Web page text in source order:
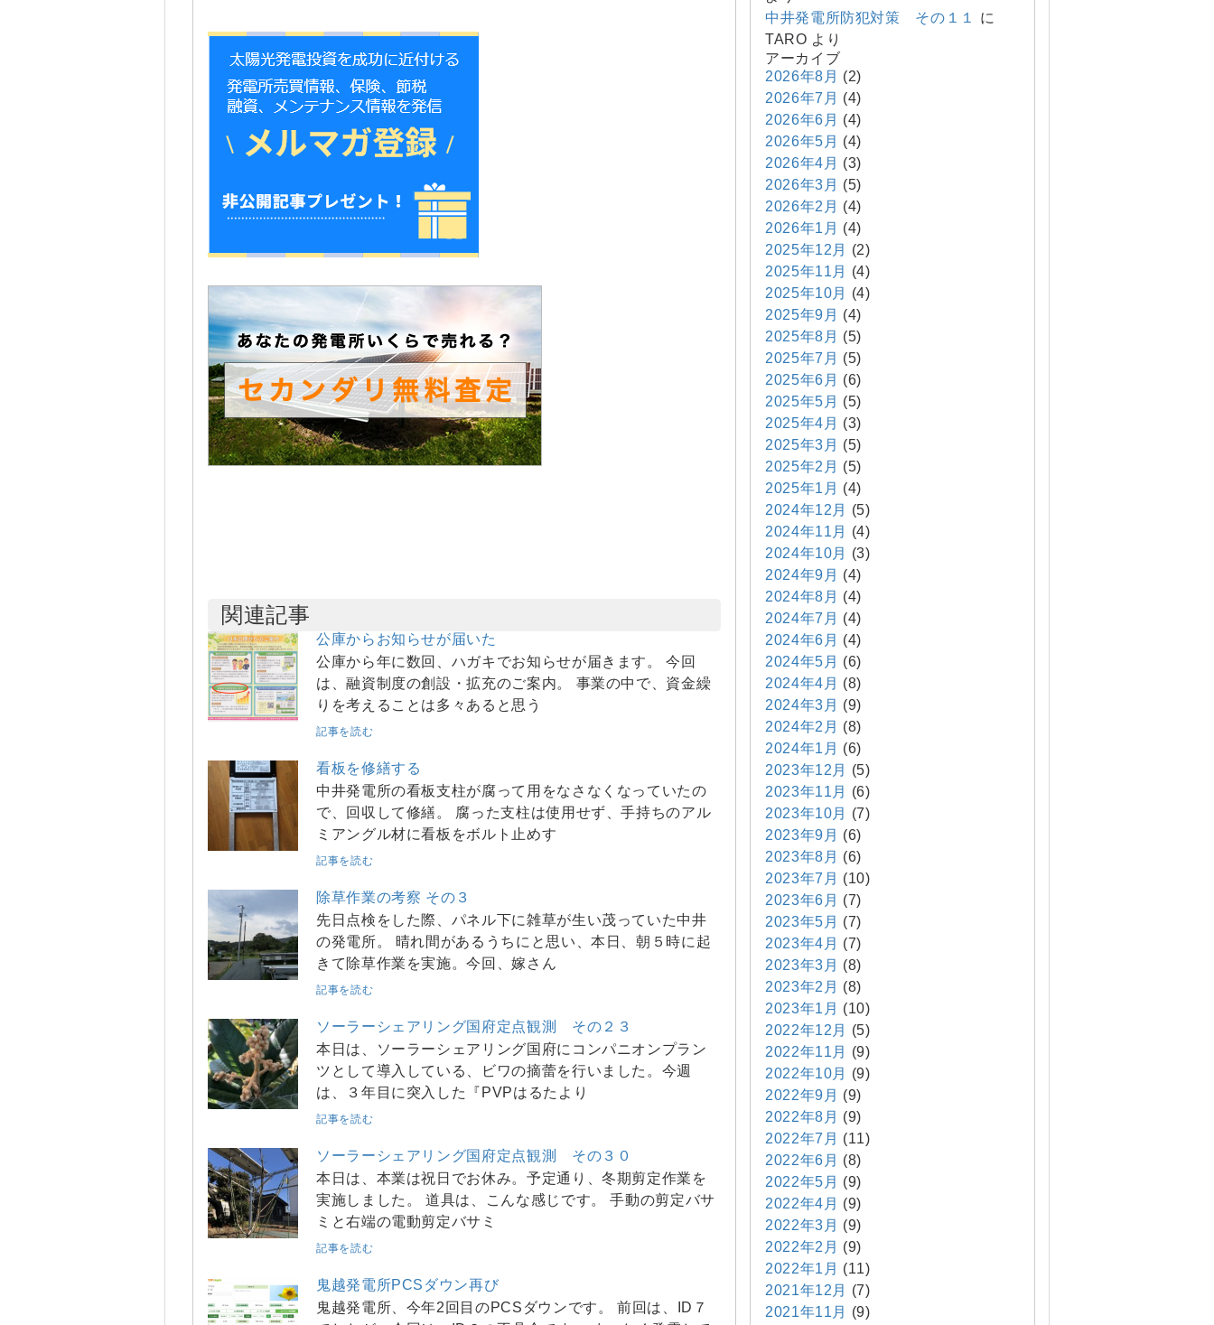
関連記事
公庫からお知らせが届いた
公庫から年に数回、ハガキでお知らせが届きます。 今回
は、融資制度の創設・拡充のご案内。 事業の中で、資金繰
りを考えることは多々あると思う
記事を読む
看板を修繕する
中井発電所の看板支柱が腐って用をなさなくなっていたの
で、回収して修繕。 腐った支柱は使用せず、手持ちのアル
ミアングル材に看板をボルト止めす
記事を読む
除草作業の考察 その３
先日点検をした際、パネル下に雑草が生い茂っていた中井
の発電所。 晴れ間があるうちにと思い、本日、朝５時に起
きて除草作業を実施。今回、嫁さん
記事を読む
ソーラーシェアリング国府定点観測 その２３
本日は、ソーラーシェアリング国府にコンパニオンプラン
ツとして導入している、ビワの摘蕾を行いました。今週
は、３年目に突入した『PVPはるたより
記事を読む
ソーラーシェアリング国府定点観測 その３０
本日は、本業は祝日でお休み。予定通り、冬期剪定作業を
実施しました。 道具は、こんな感じです。 手動の剪定バサ
ミと右端の電動剪定バサミ
記事を読む
鬼越発電所PCSダウン再び
鬼越発電所、今年2回目のPCSダウンです。 前回は、ID７
中井発電所防犯対策 その１１
に
TARO より
アーカイブ
2026年8月 (2)
2026年7月 (4)
2026年6月 (4)
2026年5月 (4)
2026年4月 (3)
2026年3月 (5)
2026年2月 (4)
2026年1月 (4)
2025年12月
(2)
2025年11月
(4)
2025年10月
(4)
2025年9月 (4)
2025年8月 (5)
2025年7月 (5)
2025年6月 (6)
2025年5月 (5)
2025年4月 (3)
2025年3月 (5)
2025年2月 (5)
2025年1月 (4)
2024年12月
(5)
2024年11月
(4)
2024年10月
(3)
2024年9月 (4)
2024年8月 (4)
2024年7月 (4)
2024年6月 (4)
2024年5月 (6)
2024年4月 (8)
2024年3月 (9)
2024年2月 (8)
2024年1月 (6)
2023年12月
(5)
2023年11月
(6)
2023年10月
(7)
2023年9月 (6)
2023年8月 (6)
2023年7月 (10)
2023年6月 (7)
2023年5月 (7)
2023年4月 (7)
2023年3月 (8)
2023年2月 (8)
2023年1月 (10)
2022年12月
(5)
2022年11月
(9)
2022年10月
(9)
2022年9月 (9)
2022年8月 (9)
2022年7月 (11)
2022年6月 (8)
2022年5月 (9)
2022年4月 (9)
2022年3月 (9)
2022年2月 (9)
2022年1月 (11)
2021年12月
(7)
2021年11月
(9)